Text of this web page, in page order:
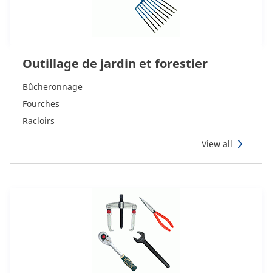
Outillage de jardin et forestier
Bûcheronnage
Fourches
Racloirs
View all